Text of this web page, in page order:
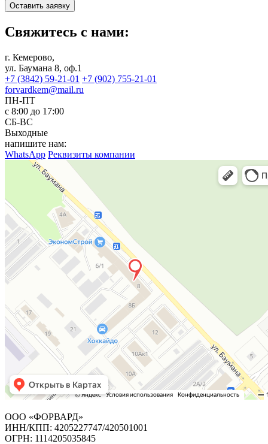
Оставить заявку
Свяжитесь с нами:
г. Кемерово,
ул. Баумана 8, оф.1
+7 (3842) 59-21-01 +7 (902) 755-21-01
forvardkem@mail.ru
ПН-ПТ
с 8:00 до 17:00
СБ-ВС
Выходные
напишите нам:
WhatsApp Реквизиты компании
ООО «ФОРВАРД»
ИНН/КПП: 4205227747/420501001
ОГРН: 1114205035845